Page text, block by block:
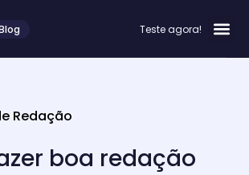
Teste agora!
Redação
boa redação